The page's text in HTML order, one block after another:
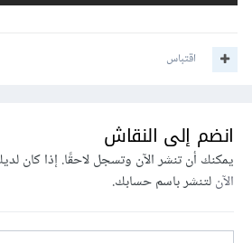
اقتباس
انضم إلى النقاش
يمكنك أن تنشر الآن وتسجل لاحقًا. إذا كان
الآنلتنشر باسم حسابك.